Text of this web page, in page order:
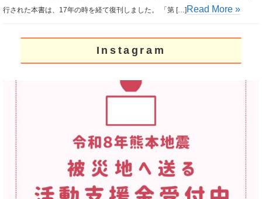
行された本書は、17年の時を経て復刊しました。 「第 […] Read More »
Instagram